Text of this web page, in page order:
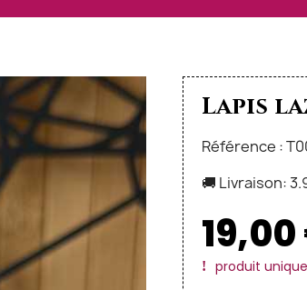
Lapis
Référence :
🚚 Livraison:
produit